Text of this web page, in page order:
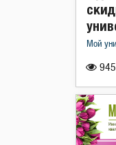
945
Мой